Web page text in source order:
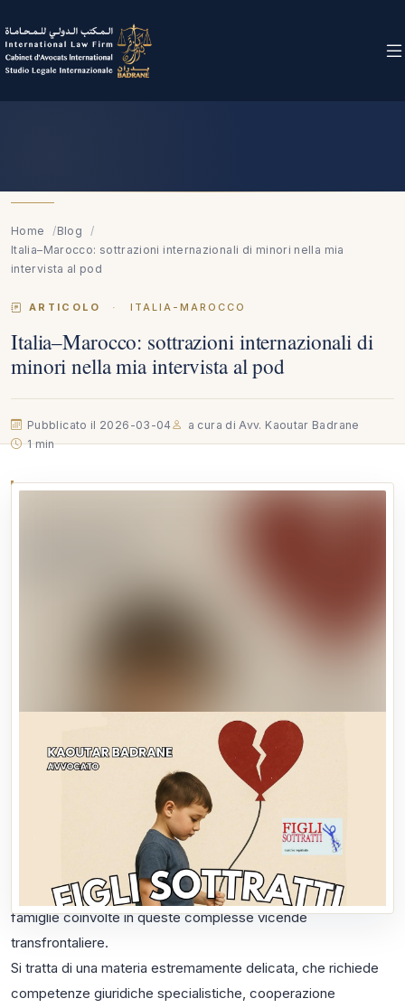
Home
Blog
Italia–Marocco: sottrazioni internazionali di minori nella mia
intervista al pod
ARTICOLO · ITALIA-MAROCCO
Italia–Marocco: sottrazioni internazionali di
minori nella mia intervista al pod
Pubblicato il 2026-03-04
a cura di Avv. Kaoutar Badrane
1 min
Italia–Marocco: sottrazioni internazionali di minori
dall’Associazione Bimbi Sottratti. Nel corso della
intervista al podcast “Figli Sottratti”
Sono lieta di condividere questa mia intervista realizzata
nell’ambito del podcast “Figli Sottratti”, promosso
dall’Associazione Bimbi Sottratti. Nel corso della puntata ho
avuto l’opportunità di affrontare il tema delle sottrazioni
internazionali di minori, condividendo alcune esperienze
professionali maturate tra Italia e Marocco nell’assistenza alle
famiglie coinvolte in queste complesse vicende
transfrontaliere.
Si tratta di una materia estremamente delicata, che richiede
competenze giuridiche specialistiche, cooperazione